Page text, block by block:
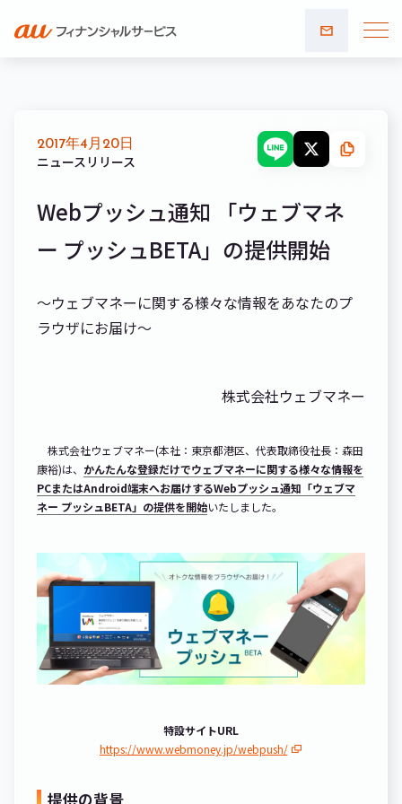
合わせ
2017年4月20日
ニュースリリース
Webプッシュ通知 「ウェブマネ
ー プッシュBETA」の提供開始
～ウェブマネーに関する様々な情報をあなたのプ
ラウザにお届け～
株式会社ウェブマネー
株式会社ウェブマネー(本社：東京都港区、代表取締役社長：森田
康裕)は、 かんたんな登録だけでウェブマネーに関する様々な情報を
PCまたはAndroid端末へお届けするWebプッシュ通知「ウェブマ
ネー プッシュBETA」の提供を開始いたしました。
特設サイトURL
https://www.webmoney.jp/webpush/
提供の背景